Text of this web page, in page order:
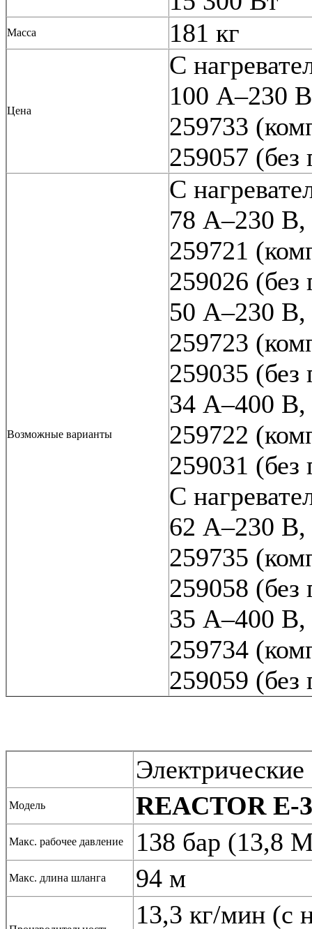
Масса 181 кг
Цена
С
100 A–230
259733
259057 (без
Возможные варианты
С
78 A–230 В,
259721
259026 (без
50 A–230 В,
259723
259035 (без
34 A–400 В,
259722
259031 (без
С
62 A–230 В,
259735
259058 (без
35 A–400 В,
259734
259059 (без
Модель REACTOR E-
Макс. рабочее давление 138 бар (13,8
Макс. длина шланга 94 м
13,3 кг/мин (с